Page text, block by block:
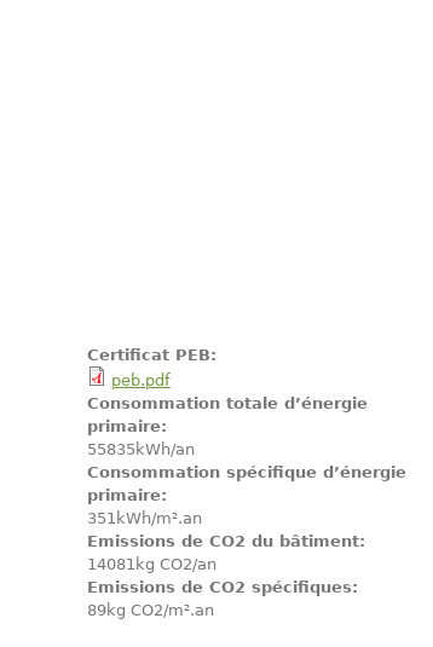
Certificat PEB:
peb.pdf
Consommation totale d’énergie
primaire:
55835kWh/an
Consommation spécifique d’énergie
primaire:
351kWh/m².an
Emissions de CO2 du bâtiment:
14081kg CO2/an
Emissions de CO2 spécifiques:
89kg CO2/m².an